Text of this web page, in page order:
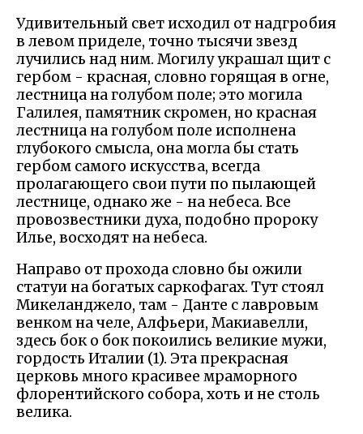
Удивительный свет исходил от надгробия
в левом приделе, точно тысячи звезд
лучились над ним. Могилу украшал щит с
гербом - красная, словно горящая в огне,
лестница на голубом поле; это могила
Галилея, памятник скромен, но красная
лестница на голубом поле исполнена
глубокого смысла, она могла бы стать
гербом самого искусства, всегда
пролагающего свои пути по пылающей
лестнице, однако же - на небеса. Все
провозвестники духа, подобно пророку
Илье, восходят на небеса.
Направо от прохода словно бы ожили
статуи на богатых саркофагах. Тут стоял
Микеланджело, там - Данте с лавровым
венком на челе, Алфьери, Макиавелли,
здесь бок о бок покоились великие мужи,
гордость Италии (1). Эта прекрасная
церковь много красивее мраморного
флорентийского собора, хоть и не столь
велика.